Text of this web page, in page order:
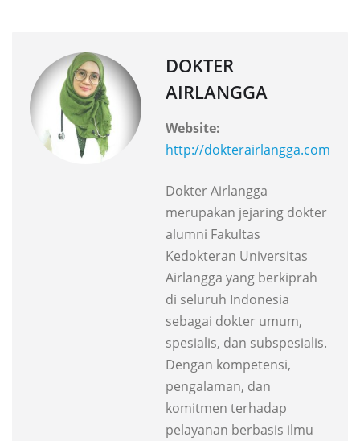
DOKTER
AIRLANGGA
Website:
http://dokterairlangga.com
Dokter Airlangga
merupakan jejaring dokter
alumni Fakultas
Kedokteran Universitas
Airlangga yang berkiprah
di seluruh Indonesia
sebagai dokter umum,
spesialis, dan subspesialis.
Dengan kompetensi,
pengalaman, dan
komitmen terhadap
pelayanan berbasis ilmu